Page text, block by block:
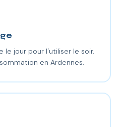
le jour pour l'utiliser le soir.
en Ardennes.